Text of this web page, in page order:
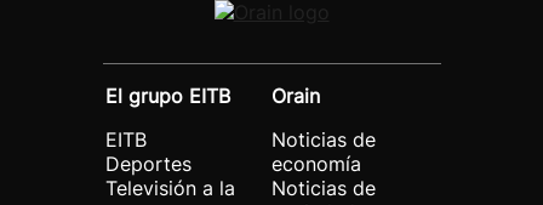
El grupo EITB
EITB
Deportes
Televisión a la
Orain
Noticias de
economía
Noticias de